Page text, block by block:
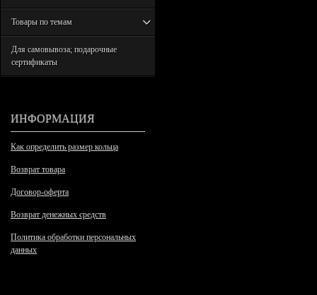
Товары по темам
Для самовывоза; подарочные
сертификаты
ИНФОРМАЦИЯ
Как определить размер кольца
Возврат товара
Договор-оферта
Возврат денежных средств
Политика обработки персональных
данных